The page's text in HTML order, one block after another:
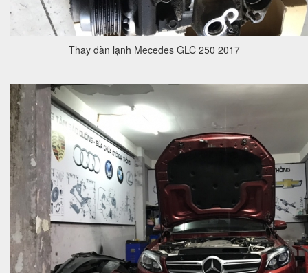
Thay dàn lạnh Mecedes GLC 250 2017